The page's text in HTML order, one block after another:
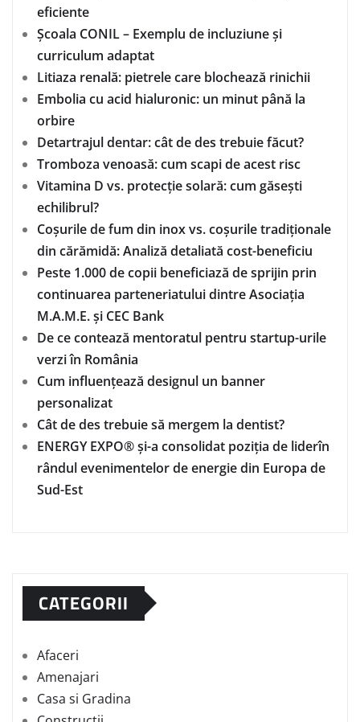
eficiente
Școala CONIL – Exemplu de incluziune și
curriculum adaptat
Litiaza renală: pietrele care blochează rinichii
Embolia cu acid hialuronic: un minut până la
orbire
Detartrajul dentar: cât de des trebuie făcut?
Tromboza venoasă: cum scapi de acest risc
Vitamina D vs. protecție solară: cum găsești
echilibrul?
Coșurile de fum din inox vs. coșurile tradiționale
din cărămidă: Analiză detaliată cost-beneficiu
Peste 1.000 de copii beneficiază de sprijin prin
continuarea parteneriatului dintre Asociația
M.A.M.E. și CEC Bank
De ce contează mentoratul pentru startup-urile
verzi în România
Cum influențează designul un banner
personalizat
Cât de des trebuie să mergem la dentist?
ENERGY EXPO® și-a consolidat poziția de liderîn
rândul evenimentelor de energie din Europa de
Sud-Est
CATEGORII
Afaceri
Amenajari
Casa si Gradina